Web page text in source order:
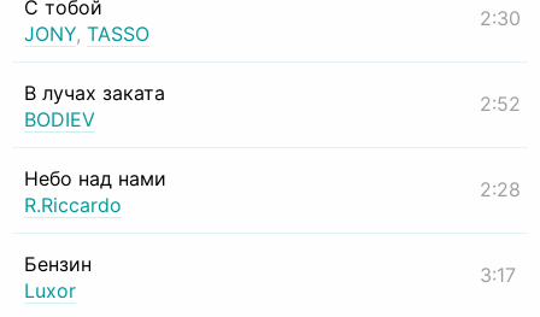
С тобой
JONY, TASSO
2:30
В лучах заката
BODIEV
2:52
Небо над нами
R.Riccardo
2:28
Бензин
Luxor
3:17